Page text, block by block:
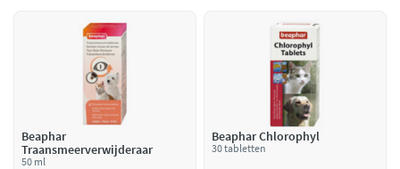
Beaphar
Traansmeerverwijderaar
50 ml
Beaphar Chlorophyl
30 tabletten